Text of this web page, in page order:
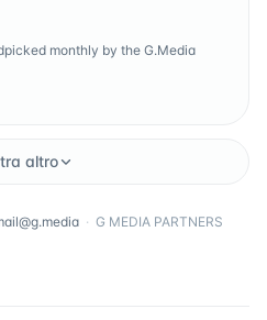
monthly by the G.Media
altro
· G MEDIA PARTNERS